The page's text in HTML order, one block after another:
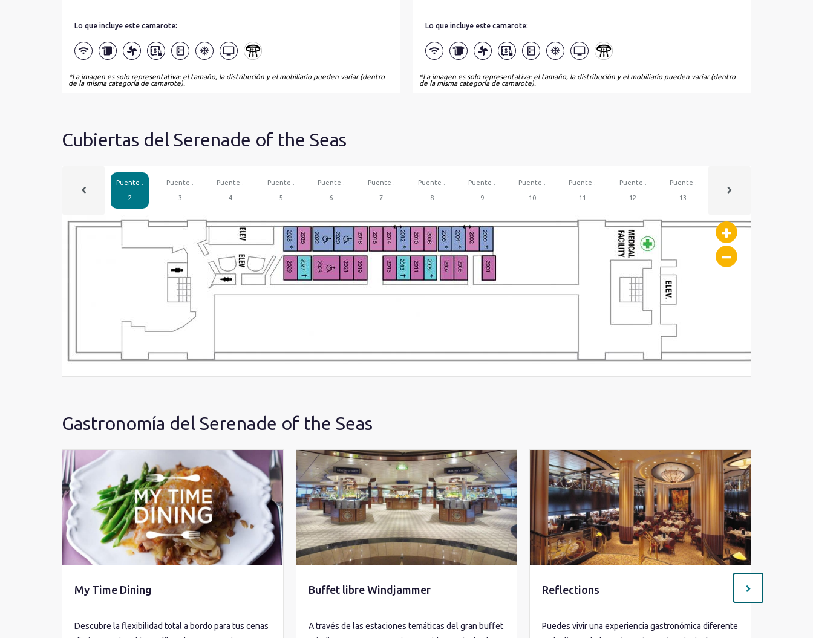
Lo que incluye este camarote:
*La imagen es solo representativa: el tamaño, la distribución y el mobiliario pueden variar (dentro
de la misma categoría de camarote).
Lo que incluye este camarote:
*La imagen es solo representativa: el tamaño, la distribución y el mobiliario pueden variar (dentro
de la misma categoría de camarote).
Cubiertas del Serenade of the Seas
Puente .
2
Puente .
3
Puente .
4
Puente .
5
Puente .
6
Puente .
7
Puente .
8
Puente .
9
Puente .
10
Puente .
11
Puente .
12
Puente .
13
Gastronomía del Serenade of the Seas
My Time Dining
Descubre la flexibilidad total a bordo para tus cenas
Buffet libre Windjammer
A través de las estaciones temáticas del gran buffet
Reflections
Puedes vivir una experiencia gastronómica diferente